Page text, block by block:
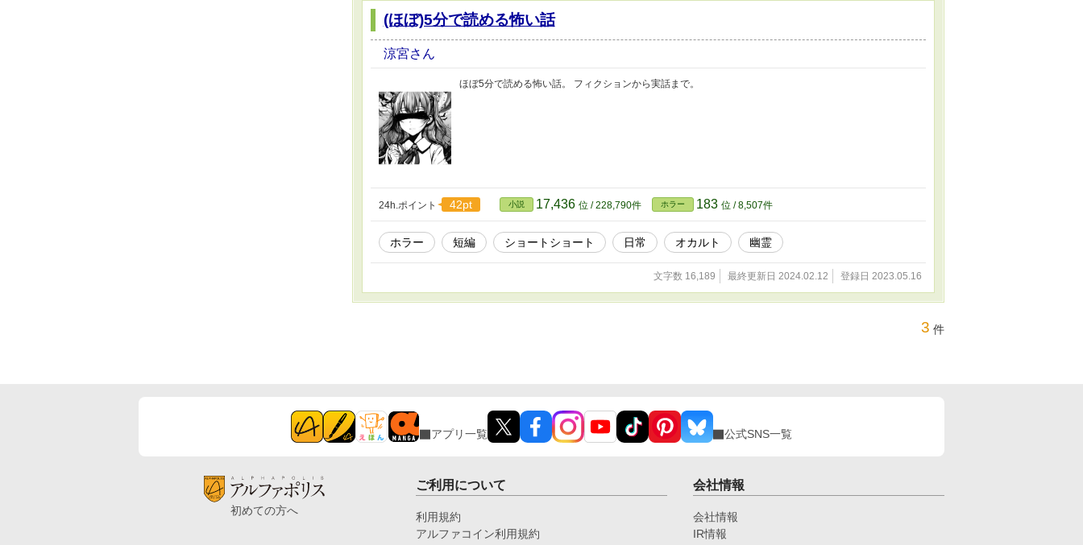
(ほぼ)5分で読める怖い話
涼宮さん
ほぼ5分で読める怖い話。 フィクションから実話まで。
24h.ポイント 42pt 小説 17,436 位 / 228,790件 ホラー 183 位 / 8,507件
ホラー 短編 ショートショート 日常 オカルト 幽霊
文字数 16,189 最終更新日 2024.02.12 登録日 2023.05.16
3 件
アプリ一覧 公式SNS一覧
初めての方へ
ご利用について
利用規約
アルファコイン利用規約
会社情報
会社情報
IR情報